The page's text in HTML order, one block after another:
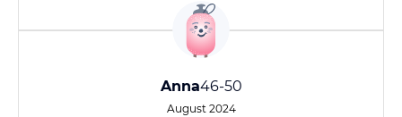
Anna46-50
August 2024